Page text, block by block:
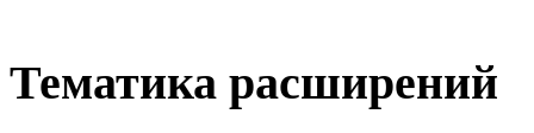
Тематика расширений